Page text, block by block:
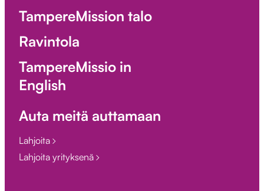
TampereMission talo
Ravintola
TampereMissio in
English
Auta meitä auttamaan
Lahjoita
Lahjoita yrityksenä